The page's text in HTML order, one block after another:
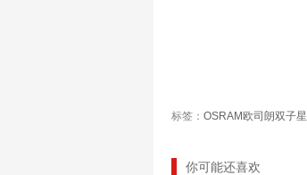
标签： OSRAM欧司朗双子星
你可能还喜欢